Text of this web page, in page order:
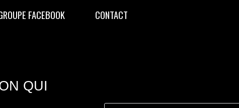
FACEBOOK CONTACT
QUI